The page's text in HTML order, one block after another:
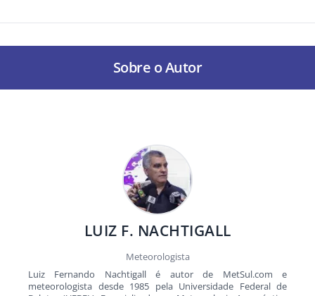
Sobre o Autor
LUIZ F. NACHTIGALL
Meteorologista
Luiz Fernando Nachtigall é autor de MetSul.com e
meteorologista desde 1985 pela Universidade Federal de